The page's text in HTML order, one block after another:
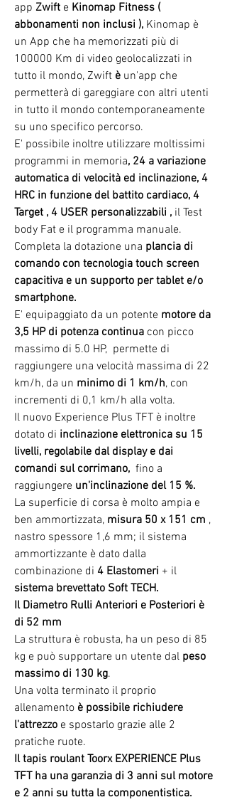
app Zwift e Kinomap Fitness (
abbonamenti non inclusi ), Kinomap è
un App che ha memorizzati più di
100000 Km di video geolocalizzati in
tutto il mondo, Zwift è un'app che
permetterà di gareggiare con altri utenti
in tutto il mondo contemporaneamente
su uno specifico percorso.
E' possibile inoltre utilizzare moltissimi
programmi in memoria, 24 a variazione
automatica di velocità ed inclinazione, 4
HRC in funzione del battito cardiaco, 4
Target , 4 USER personalizzabili , il Test
body Fat e il programma manuale.
Completa la dotazione una plancia di
comando con tecnologia touch screen
capacitiva e un supporto per tablet e/o
smartphone.
E' equipaggiato da un potente motore da
3,5 HP di potenza continua con picco
massimo di 5.0 HP, permette di
raggiungere una velocità massima di 22
km/h, da un minimo di 1 km/h, con
incrementi di 0,1 km/h alla volta.
Il nuovo Experience Plus TFT è inoltre
dotato di inclinazione elettronica su 15
livelli, regolabile dal display e dai
comandi sul corrimano, fino a
raggiungere un'inclinazione del 15 %.
La superficie di corsa è molto ampia e
ben ammortizzata, misura 50 x 151 cm ,
nastro spessore 1,6 mm; il sistema
ammortizzante è dato dalla
combinazione di 4 Elastomeri + il
sistema brevettato Soft TECH.
Il Diametro Rulli Anteriori e Posteriori è
di 52 mm
La struttura è robusta, ha un peso di 85
kg e può supportare un utente dal peso
massimo di 130 kg.
Una volta terminato il proprio
allenamento è possibile richiudere
l'attrezzo e spostarlo grazie alle 2
pratiche ruote.
Il tapis roulant Toorx EXPERIENCE Plus
TFT ha una garanzia di 3 anni sul motore
e 2 anni su tutta la componentistica.